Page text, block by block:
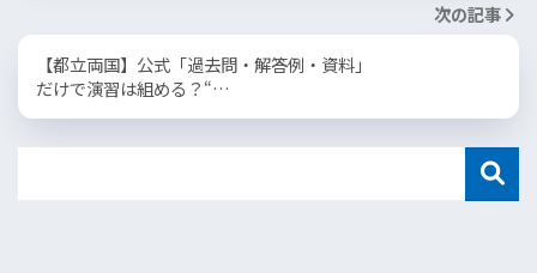
次の記事
【都立両国】公式「過去問・解答例・資料」
だけで演習は組める？“…